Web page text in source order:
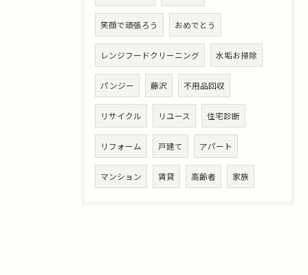
笑顔で頑張ろう おめでとう
レンジフードクリーニング 水垢お掃除
パンジー 藤沢 不用品回収
リサイクル リユース 住宅診断
リフォーム 戸建て アパート
マンション 賃貸 高齢者 家族